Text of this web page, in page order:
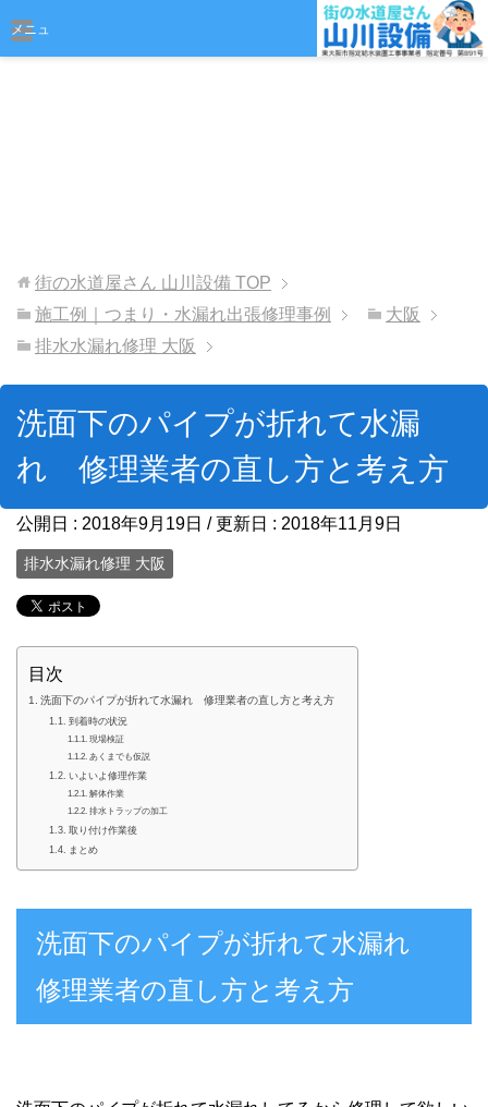
メニュ
街の水道屋さん 山川設備 TOP
施工例｜つまり・水漏れ出張修理事例
大阪
排水水漏れ修理 大阪
洗面下のパイプが折れて水漏
れ 修理業者の直し方と考え方
公開日 : 2018年9月19日 / 更新日 : 2018年11月9日
排水水漏れ修理 大阪
目次
洗面下のパイプが折れて水漏れ 修理業者の直し方と考え方
到着時の状況
現場検証
あくまでも仮説
いよいよ修理作業
解体作業
排水トラップの加工
取り付け作業後
まとめ
洗面下のパイプが折れて水漏れ
修理業者の直し方と考え方